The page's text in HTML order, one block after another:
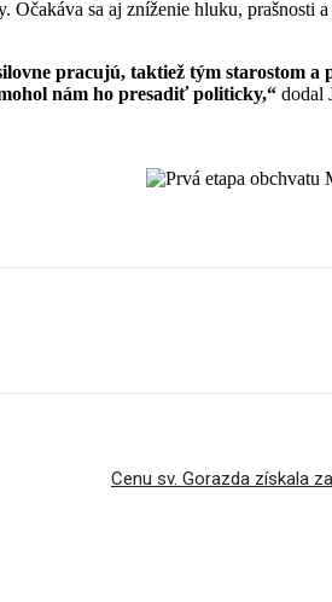
sa aj zníženie hluku, prašnosti
pracujú, taktiež tým starostom
nám ho presadiť politicky,“ dodal
Cenu sv. Gorazda získala